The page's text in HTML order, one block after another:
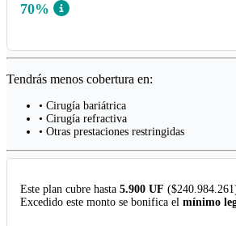
70%
Tendrás menos cobertura en:
• Cirugía bariátrica
• Cirugía refractiva
• Otras prestaciones restringidas
Este plan cubre hasta 5.900 UF
Excedido este monto se bonifica el mínimo